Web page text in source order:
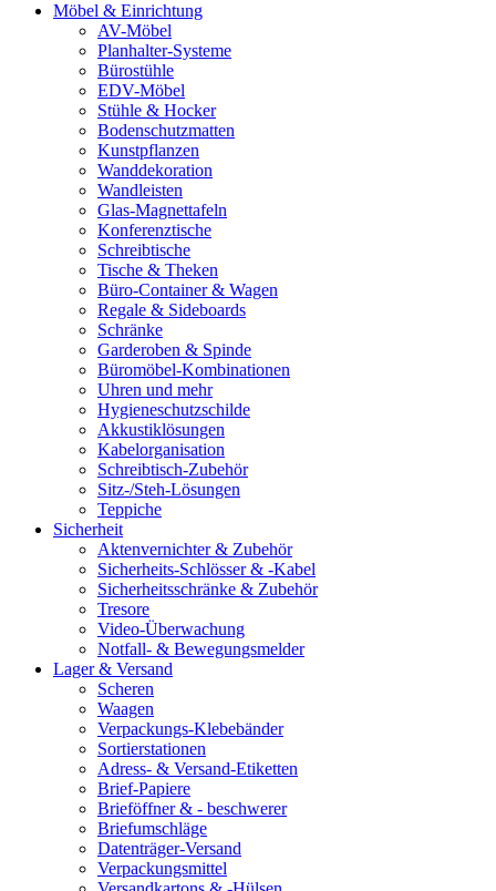
Möbel & Einrichtung
AV-Möbel
Planhalter-Systeme
Bürostühle
EDV-Möbel
Stühle & Hocker
Bodenschutzmatten
Kunstpflanzen
Wanddekoration
Wandleisten
Glas-Magnettafeln
Konferenztische
Schreibtische
Tische & Theken
Büro-Container & Wagen
Regale & Sideboards
Schränke
Garderoben & Spinde
Büromöbel-Kombinationen
Uhren und mehr
Hygieneschutzschilde
Akkustiklösungen
Kabelorganisation
Schreibtisch-Zubehör
Sitz-/Steh-Lösungen
Teppiche
Sicherheit
Aktenvernichter & Zubehör
Sicherheits-Schlösser & -Kabel
Sicherheitsschränke & Zubehör
Tresore
Video-Überwachung
Notfall- & Bewegungsmelder
Lager & Versand
Scheren
Waagen
Verpackungs-Klebebänder
Sortierstationen
Adress- & Versand-Etiketten
Brief-Papiere
Brieföffner & - beschwerer
Briefumschläge
Datenträger-Versand
Verpackungsmittel